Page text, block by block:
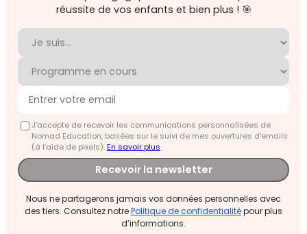
réussite de vos enfants et bien plus ! 🎯
J'accepte de recevoir les communications personnalisées de
Nomad Education, basées sur le suivi de mes ouvertures d'emails
(à l’aide de pixels).En savoir plus
Recevoir la newsletter
Nous ne partagerons jamais vos données personnelles avec
des tiers. Consultez notrePolitique de confidentialitépour plus
d’informations.